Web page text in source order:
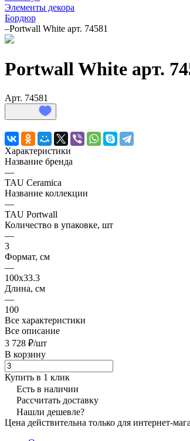
Элементы декора
Бордюр
–Portwall White арт. 74581
Portwall White арт.
Арт. 74581
Характеристики
Название бренда
—
TAU Ceramica
Название коллекции
—
TAU Portwall
Количество в упаковке, шт
—
3
Формат, см
—
100x33.3
Длина, см
—
100
Все характеристики
Все описание
3 728 ₽/шт
В корзину
Купить в 1 клик
Есть в наличии
Рассчитать доставку
Нашли дешевле?
Цена действительна только для интернет-